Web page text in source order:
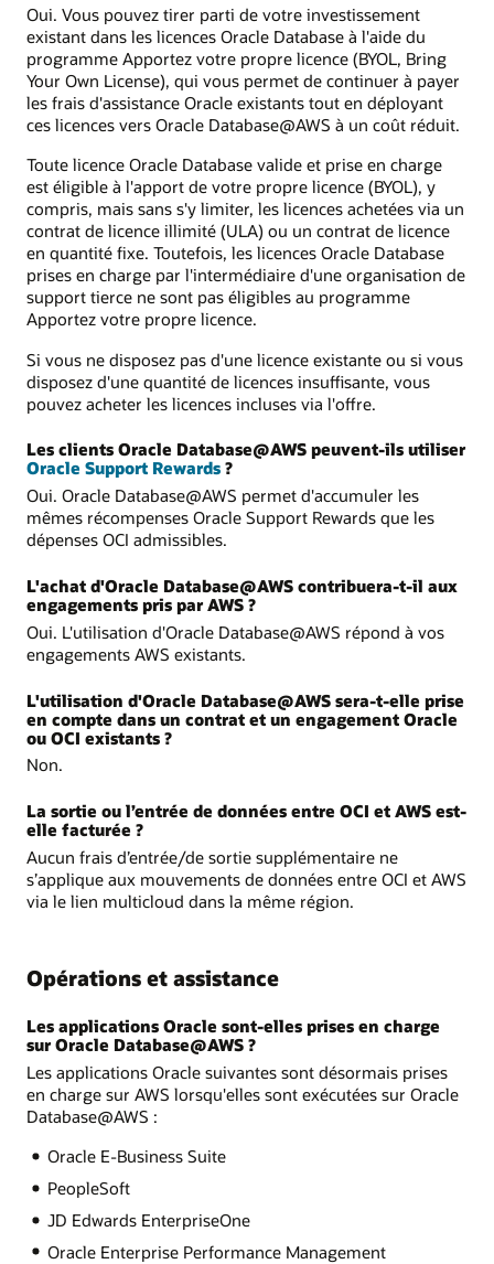
Oui. Vous pouvez tirer parti de votre investissement
existant dans les licences Oracle Database à l'aide du
programme Apportez votre propre licence (BYOL, Bring
Your Own License), qui vous permet de continuer à payer
les frais d'assistance Oracle existants tout en déployant
ces licences vers Oracle Database@AWS à un coût réduit.
Toute licence Oracle Database valide et prise en charge
est éligible à l'apport de votre propre licence (BYOL), y
compris, mais sans s'y limiter, les licences achetées via un
contrat de licence illimité (ULA) ou un contrat de licence
en quantité fixe. Toutefois, les licences Oracle Database
prises en charge par l'intermédiaire d'une organisation de
support tierce ne sont pas éligibles au programme
Apportez votre propre licence.
Si vous ne disposez pas d'une licence existante ou si vous
disposez d'une quantité de licences insuffisante, vous
pouvez acheter les licences incluses via l'offre.
Les clients Oracle Database@AWS peuvent-ils utiliser
Oracle Support Rewards ?
Oui. Oracle Database@AWS permet d'accumuler les
mêmes récompenses Oracle Support Rewards que les
dépenses OCI admissibles.
L'achat d'Oracle Database@AWS contribuera-t-il aux
engagements pris par AWS ?
Oui. L'utilisation d'Oracle Database@AWS répond à vos
engagements AWS existants.
L'utilisation d'Oracle Database@AWS sera-t-elle prise
en compte dans un contrat et un engagement Oracle
ou OCI existants ?
Non.
La sortie ou l’entrée de données entre OCI et AWS est-
elle facturée ?
Aucun frais d’entrée/de sortie supplémentaire ne
s’applique aux mouvements de données entre OCI et AWS
via le lien multicloud dans la même région.
Opérations et assistance
Les applications Oracle sont-elles prises en charge
sur Oracle Database@AWS ?
Les applications Oracle suivantes sont désormais prises
en charge sur AWS lorsqu'elles sont exécutées sur Oracle
Database@AWS :
Oracle E-Business Suite
PeopleSoft
JD Edwards EnterpriseOne
Oracle Enterprise Performance Management